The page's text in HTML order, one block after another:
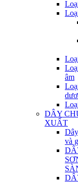
âm
DÂY
XUẤT
và